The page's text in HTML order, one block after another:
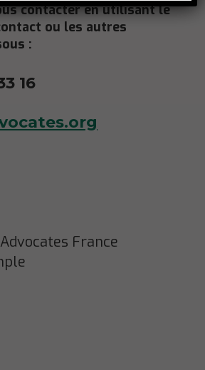
contacter en utilisant le
ou les autres
:
16
France